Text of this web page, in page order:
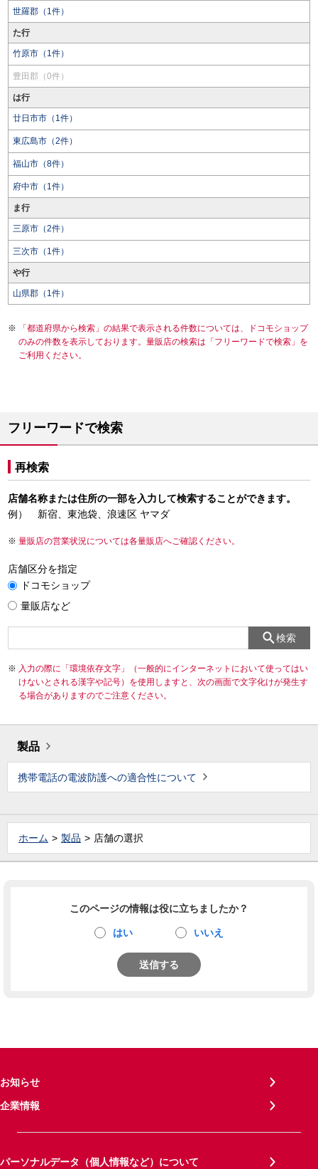
世羅郡（1件）
た行
竹原市（1件）
豊田郡（0件）
は行
廿日市市（1件）
東広島市（2件）
福山市（8件）
府中市（1件）
ま行
三原市（2件）
三次市（1件）
や行
山県郡（1件）
「都道府県から検索」の結果で表示される件数については、ドコモショップ
のみの件数を表示しております。量販店の検索は「フリーワードで検索」を
ご利用ください。
フリーワードで検索
再検索
店舗名称または住所の一部を入力して検索することができます。
例） 新宿、東池袋、浪速区 ヤマダ
量販店の営業状況については各量販店へご確認ください。
店舗区分を指定
ドコモショップ
量販店など
検索
入力の際に「環境依存文字」（一般的にインターネットにおいて使ってはい
けないとされる漢字や記号）を使用しますと、次の画面で文字化けが発生す
る場合がありますのでご注意ください。
製品
携帯電話の電波防護への適合性について
ホーム 製品 店舗の選択
このページの情報は役に立ちましたか？
はい いいえ
送信する
お知らせ
企業情報
パーソナルデータ（個人情報など）について